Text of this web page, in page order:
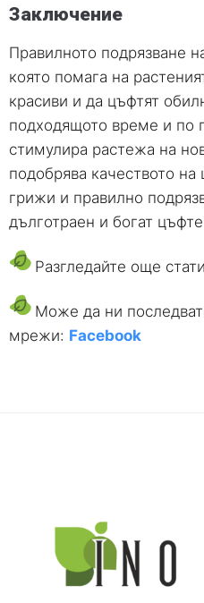
Заключение
Правилното подрязване
която помага на
красиви и да цъфтят
подходящото време и по
стимулира растежа на
подобрява качеството
грижи и правилно
дълготраен и богат
Разгледайте още
Може да ни
мрежи: Facebook